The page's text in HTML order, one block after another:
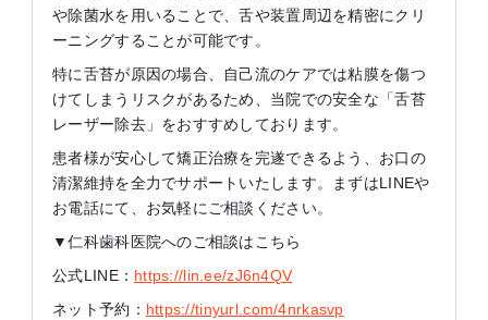
や除菌水を用いることで、舌や装置周辺を精密にクリ
ーニングすることが可能です。
特に舌苔が原因の場合、自己流のケアでは粘膜を傷つ
けてしまうリスクがあるため、当院での安全な「舌苔
レーザー除去」をおすすめしております。
患者様が安心して矯正治療を完遂できるよう、お口の
清潔維持を全力でサポートいたします。まずはLINEや
お電話にて、お気軽にご相談ください。
▼仁科歯科医院へのご相談はこちら
公式LINE： https://lin.ee/zJ6n4QV
ネット予約： https://tinyurl.com/4nrkasvp